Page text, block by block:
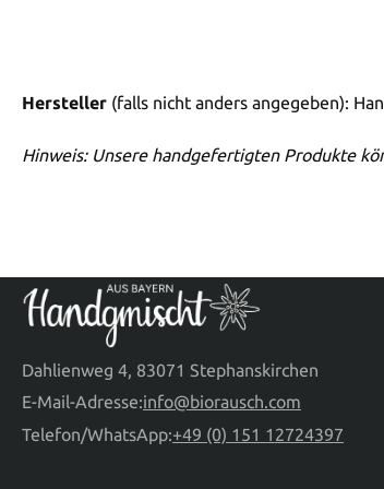
Hersteller (falls nicht anders angegeben):
Hinweis: Unsere handgefertigten Produkte
Dahlienweg 4, 83071 Stephanskirchen
E-Mail-Adresse:info@biorausch.com
Telefon/WhatsApp:+49 (0) 151 12724397